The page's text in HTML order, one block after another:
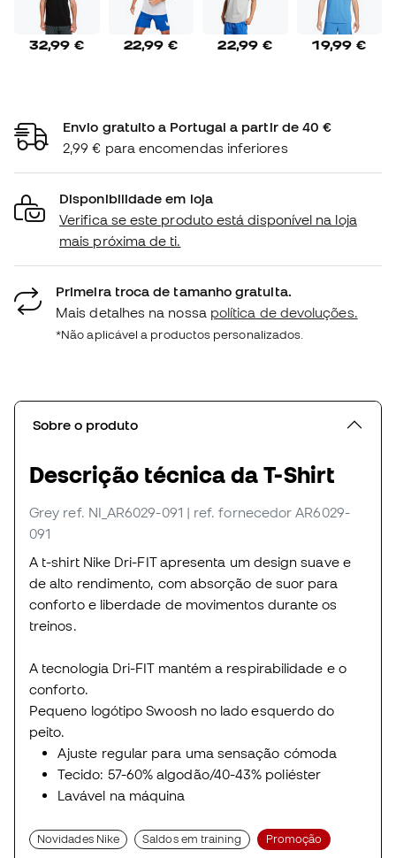
32,99 € 22,99 € 22,99 € 19,99 €
Envio gratuito a Portugal a partir de 40 €
2,99 € para encomendas inferiores
Disponibilidade em loja
Verifica se este produto está disponível na loja
mais próxima de ti.
Primeira troca de tamanho gratuita.
Mais detalhes na nossa política de devoluções.
*Não aplicável a productos personalizados.
Sobre o produto
Descrição técnica da T-Shirt
Grey ref. NI_AR6029-091 | ref. fornecedor AR6029-
091
A t-shirt Nike Dri-FIT apresenta um design suave e
de alto rendimento, com absorção de suor para
conforto e liberdade de movimentos durante os
treinos.
A tecnologia Dri-FIT mantém a respirabilidade e o
conforto.
Pequeno logótipo Swoosh no lado esquerdo do
peito.
Ajuste regular para uma sensação cómoda
Tecido: 57-60% algodão/40-43% poliéster
Lavável na máquina
Novidades Nike Saldos em training Promoção